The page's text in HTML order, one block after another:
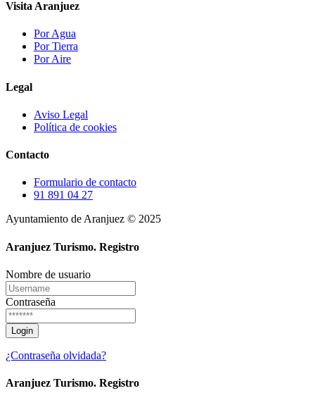
Visita Aranjuez
Por Agua
Por Tierra
Por Aire
Legal
Aviso Legal
Política de cookies
Contacto
Formulario de contacto
91 891 04 27
Ayuntamiento de Aranjuez © 2025
Aranjuez Turismo. Registro
Nombre de usuario
Contraseña
¿Contraseña olvidada?
Aranjuez Turismo. Registro